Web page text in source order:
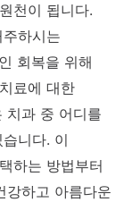
천이 됩니다.
하시는
회복을 위해
료에 대한
치과 중 어디를
니다. 이
하는 방법부터
강하고 아름다운